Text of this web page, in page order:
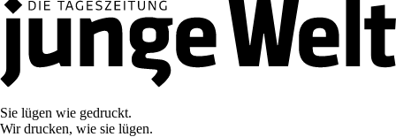
Sie lügen wie gedruckt.
Wir drucken, wie sie lügen.